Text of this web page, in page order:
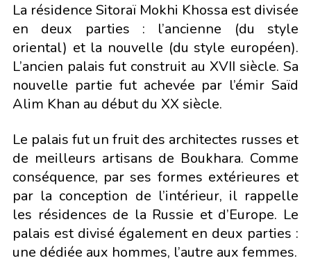
La résidence Sitoraï Mokhi Khossa est divisée
en deux parties : l’ancienne (du style
oriental) et la nouvelle (du style européen).
L’ancien palais fut construit au XVII siècle. Sa
nouvelle partie fut achevée par l’émir Saïd
Alim Khan au début du XX siècle.
Le palais fut un fruit des architectes russes et
de meilleurs artisans de Boukhara. Comme
conséquence, par ses formes extérieures et
par la conception de l’intérieur, il rappelle
les résidences de la Russie et d’Europe. Le
palais est divisé également en deux parties :
une dédiée aux hommes, l’autre aux femmes.